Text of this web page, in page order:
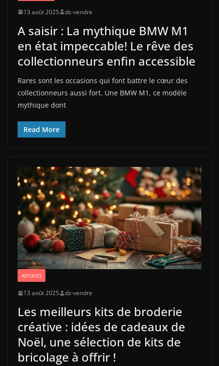
13 août 2025 dz-vendre
A saisir : La mythique BMW M1
en état impeccable! Le rêve des
collectionneurs enfin accessible
Rares sont les occasions qui font battre le cœur des
collectionneurs aussi fort. Une BMW M1, ce modèle
mythique dont
Read More
ASTUCES
13 août 2025 dz-vendre
Les meilleurs kits de broderie
créative : idées de cadeaux de
Noël, une sélection de kits de
bricolage à offrir !